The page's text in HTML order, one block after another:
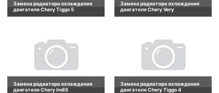
Замена радиатора охлаждения
двигателя Chery Tiggo 5
Замена радиатора охлаждения
двигателя Chery Very
Замена радиатора охлаждения
двигателя Chery IndiS
Замена радиатора охлаждения
двигателя Chery Tiggo 4